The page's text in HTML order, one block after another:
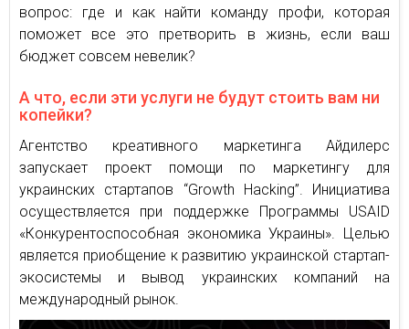
вопрос: где и как найти команду профи, которая
поможет все это претворить в жизнь, если ваш
бюджет совсем невелик?
А что, если эти услуги не будут стоить вам ни
копейки?
Агентство креативного маркетинга Айдилерс
запускает проект помощи по маркетингу для
украинских стартапов “Growth Hacking”. Инициатива
осуществляется при поддержке Программы USAID
«Конкурентоспособная экономика Украины». Целью
является приобщение к развитию украинской стартап-
экосистемы и вывод украинских компаний на
международный рынок.